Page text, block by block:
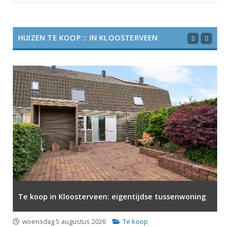
HUIZEN TE KOOP :: IN KLOOSTERVEEN
Te koop in Kloosterveen: eigentijdse tussenwoning
woensdag 5 augustus 2026 Te koop